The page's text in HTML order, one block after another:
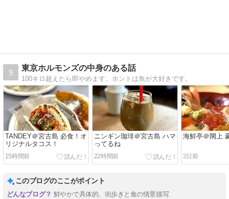
9
東京ホルモンズの中身のある話
100キロ超えたら即やめます。ホントは魚が大好きです。
TANDEY＠宮古島 必食！オ
リジナルタコス！
15時間前
ニンギン珈琲＠宮古島 ハマ
ってるね
22時間前
海鮮亭＠閖上
2日前
このブログのここがポイント
鮮やかで具体的、街歩きと食の情景描写